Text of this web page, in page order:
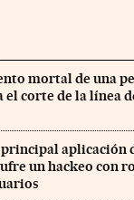
mortal de una
el corte de la línea
aplicación
un hackeo con